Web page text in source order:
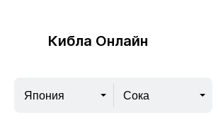
Кибла Онлайн
Япония Сока